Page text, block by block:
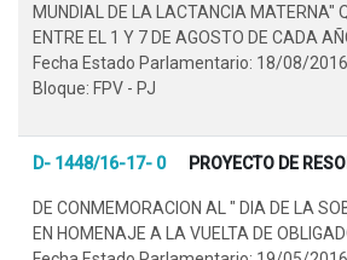
MUNDIAL DE LA LACTANCIA MATERNA"
ENTRE EL 1 Y 7 DE AGOSTO DE CADA
Fecha Estado Parlamentario: 18/08/2016
Bloque: FPV - PJ
D- 1448/16-17- 0 PROYECTO DE
DE CONMEMORACION AL " DIA DE LA
EN HOMENAJE A LA VUELTA DE